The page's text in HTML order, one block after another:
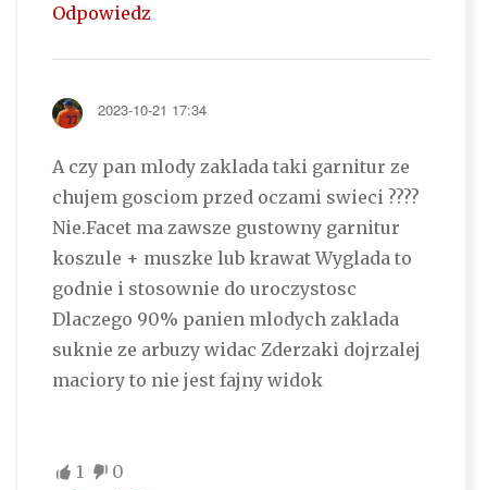
Odpowiedz
2023-10-21 17:34
A czy pan mlody zaklada taki garnitur ze
chujem gosciom przed oczami swieci ????
Nie.Facet ma zawsze gustowny garnitur
koszule + muszke lub krawat Wyglada to
godnie i stosownie do uroczystosc
Dlaczego 90% panien mlodych zaklada
suknie ze arbuzy widac Zderzaki dojrzalej
maciory to nie jest fajny widok
1
0